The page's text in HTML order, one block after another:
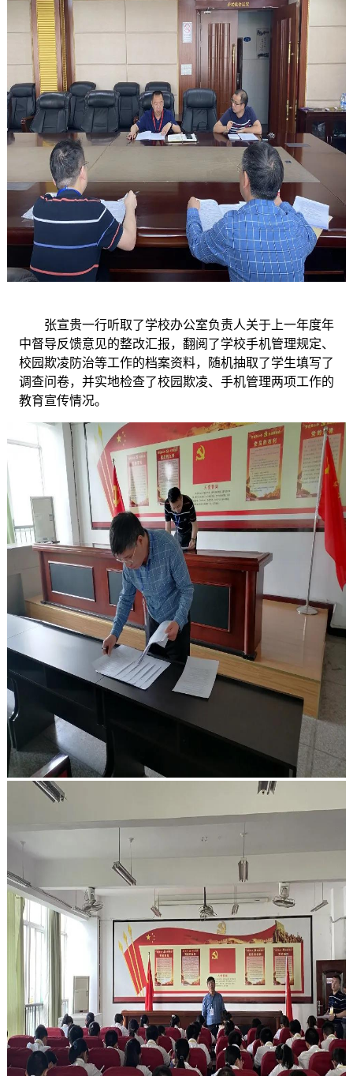
张宣贵一行听取了学校办公室负责人关于上一年度年
中督导反馈意见的整改汇报，翻阅了学校手机管理规定、
校园欺凌防治等工作的档案资料，随机抽取了学生填写了
调查问卷，并实地检查了校园欺凌、手机管理两项工作的
教育宣传情况。